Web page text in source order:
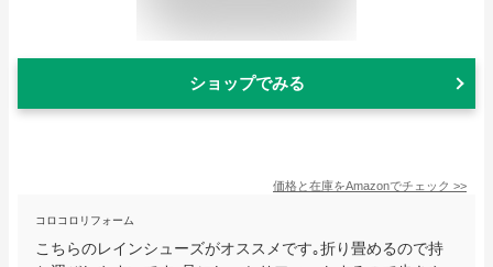
ショップでみる
価格と在庫をAmazonでチェック >>
コロコロリフォーム
こちらのレインシューズがオススメです｡折り畳めるので持